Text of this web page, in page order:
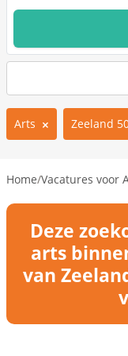
Arts Zeeland
Home/Vacatures voor
Deze
arts
van